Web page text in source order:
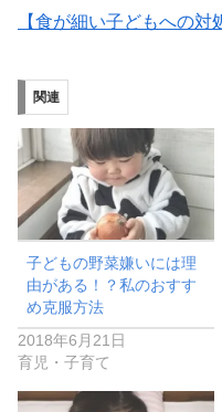
【食が細い子どもへの対
関連
子どもの野菜嫌いには理
由がある！？私のおすす
め克服方法
2018年6月21日
育児・子育て